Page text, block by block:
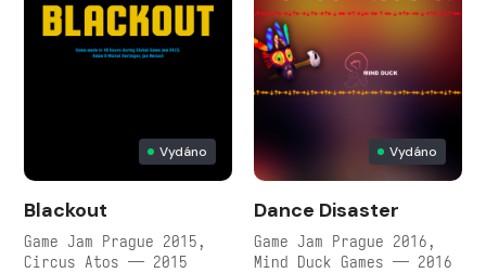
Vydáno
Blackout
Game Jam Prague 2015,
Circus Atos — 2015
Vydáno
Dance Disaster
Game Jam Prague 2016,
Mind Duck Games — 2016